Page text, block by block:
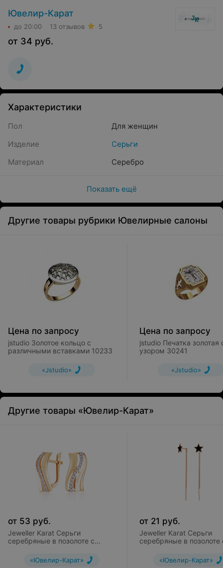
Ювелир-Карат
до 20:00 13 отзывов 5
от 34 руб.
Характеристики
Пол
Для женщин
Изделие
Серьги
Материал
Серебро
Показать ещё
Другие товары рубрики Ювелирные салоны
Цена по запросу
jstudio Золотое кольцо с
различными вставками 10233
«Jstudio»
Цена по запросу
jstudio Печатка золотая
узором 30241
«Jstudio»
Другие товары «Ювелир-Карат»
от 53 руб.
Jeweller Karat Серьги
серебряные в позолоте с
«Ювелир-Карат»
от 21 руб.
Jeweller Karat Серьги
серебряные в позолоте
«Ювелир-Карат»